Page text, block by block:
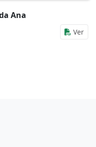
Ana
Ver